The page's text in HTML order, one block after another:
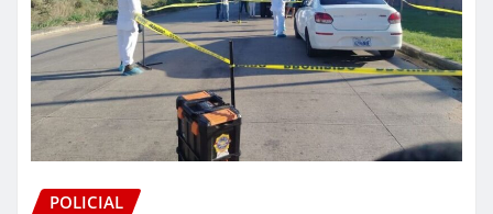
POLICIAL